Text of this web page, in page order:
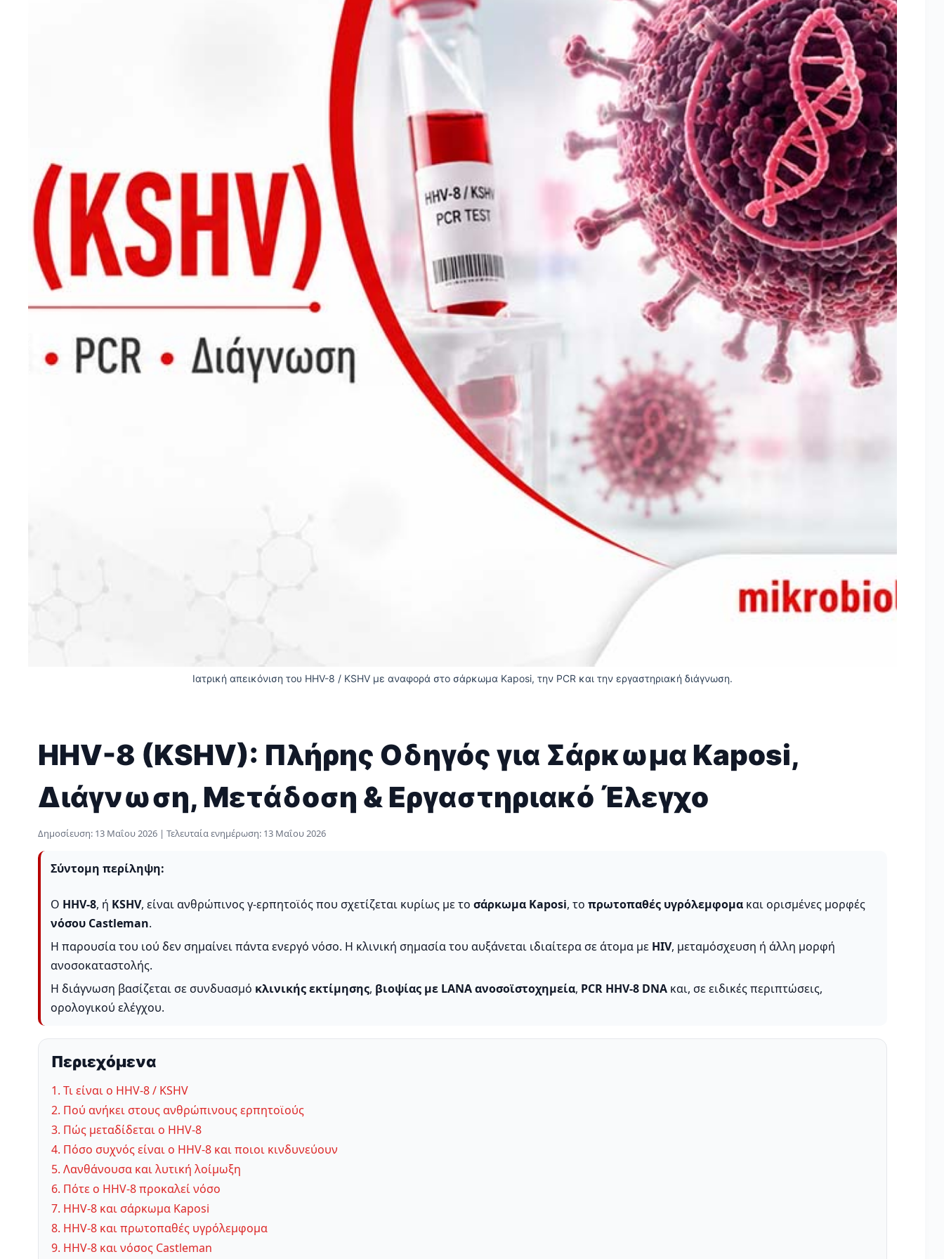
Ιατρική απεικόνιση του HHV-8 / KSHV με αναφορά στο σάρκωμα Kaposi, την PCR και την εργαστηριακή διάγνωση.
HHV-8 (KSHV): Πλήρης Οδηγός για Σάρκωμα Kaposi,
Διάγνωση, Μετάδοση & Εργαστηριακό Έλεγχο
Δημοσίευση: 13 Μαΐου 2026 | Τελευταία ενημέρωση: 13 Μαΐου 2026
Σύντομη περίληψη:
Ο HHV-8, ή KSHV, είναι ανθρώπινος γ-ερπητοϊός που σχετίζεται κυρίως με το σάρκωμα Kaposi, το πρωτοπαθές υγρόλεμφομα και ορισμένες μορφές
νόσου Castleman.
Η παρουσία του ιού δεν σημαίνει πάντα ενεργό νόσο. Η κλινική σημασία του αυξάνεται ιδιαίτερα σε άτομα με HIV, μεταμόσχευση ή άλλη μορφή
ανοσοκαταστολής.
Η διάγνωση βασίζεται σε συνδυασμό κλινικής εκτίμησης, βιοψίας με LANA ανοσοϊστοχημεία, PCR HHV-8 DNA και, σε ειδικές περιπτώσεις,
ορολογικού ελέγχου.
Περιεχόμενα
1. Τι είναι ο HHV-8 / KSHV
2. Πού ανήκει στους ανθρώπινους ερπητοϊούς
3. Πώς μεταδίδεται ο HHV-8
4. Πόσο συχνός είναι ο HHV-8 και ποιοι κινδυνεύουν
5. Λανθάνουσα και λυτική λοίμωξη
6. Πότε ο HHV-8 προκαλεί νόσο
7. HHV-8 και σάρκωμα Kaposi
8. HHV-8 και πρωτοπαθές υγρόλεμφομα
9. HHV-8 και νόσος Castleman